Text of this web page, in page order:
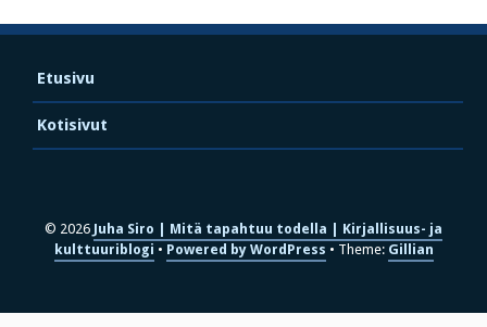
Etusivu
Kotisivut
© 2026 Juha Siro | Mitä tapahtuu todella | Kirjallisuus- ja
kulttuuriblogi
Powered by WordPress Theme: Gillian